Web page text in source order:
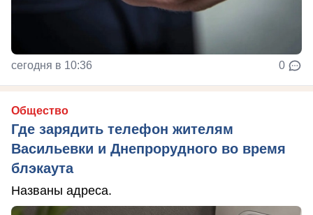
сегодня в 10:36 0
Общество
Где зарядить телефон жителям
Васильевки и Днепрорудного во время
блэкаута
Названы адреса.